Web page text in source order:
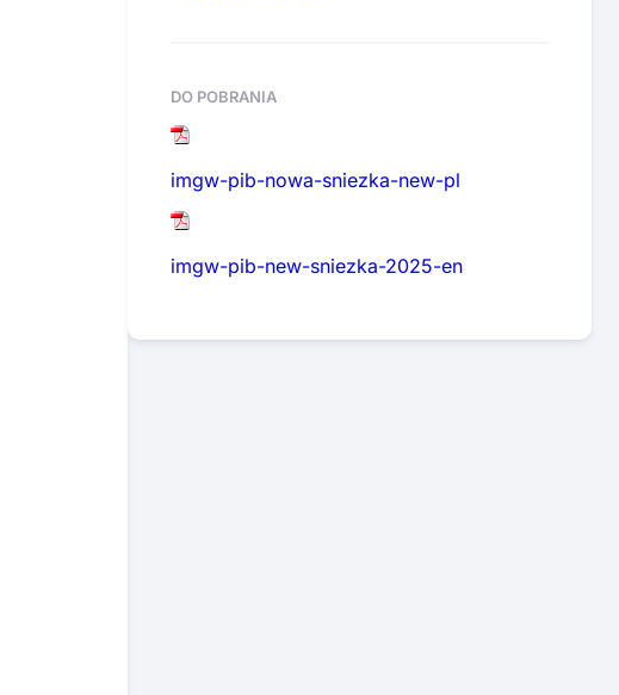
DO POBRANIA
imgw-pib-nowa-sniezka-new-pl
imgw-pib-new-sniezka-2025-en